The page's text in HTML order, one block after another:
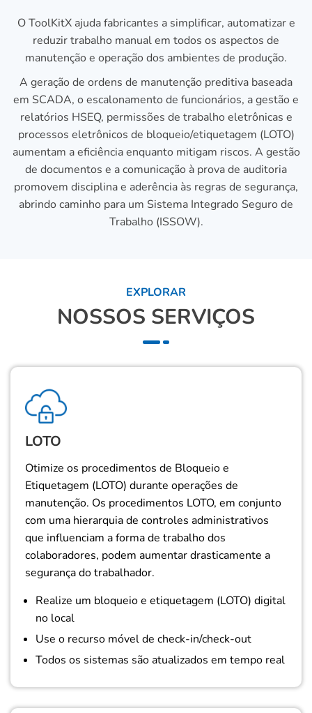
O ToolKitX ajuda fabricantes a simplificar, automatizar e
reduzir trabalho manual em todos os aspectos de
manutenção e operação dos ambientes de produção.
A geração de ordens de manutenção preditiva baseada
em SCADA, o escalonamento de funcionários, a gestão e
relatórios HSEQ, permissões de trabalho eletrônicas e
processos eletrônicos de bloqueio/etiquetagem (LOTO)
aumentam a eficiência enquanto mitigam riscos. A gestão
de documentos e a comunicação à prova de auditoria
promovem disciplina e aderência às regras de segurança,
abrindo caminho para um Sistema Integrado Seguro de
Trabalho (ISSOW).
EXPLORAR
NOSSOS SERVIÇOS
LOTO
Otimize os procedimentos de Bloqueio e
Etiquetagem (LOTO) durante operações de
manutenção. Os procedimentos LOTO, em conjunto
com uma hierarquia de controles administrativos
que influenciam a forma de trabalho dos
colaboradores, podem aumentar drasticamente a
segurança do trabalhador.
Realize um bloqueio e etiquetagem (LOTO) digital
no local
Use o recurso móvel de check-in/check-out
Todos os sistemas são atualizados em tempo real